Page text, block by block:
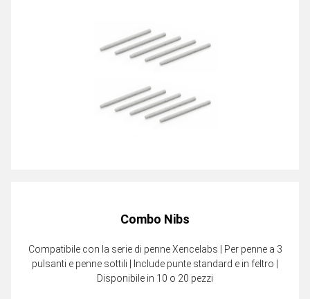
Combo Nibs
Compatibile con la serie di penne Xencelabs | Per penne a 3
pulsanti e penne sottili | Include punte standard e in feltro |
Disponibile in 10 o 20 pezzi